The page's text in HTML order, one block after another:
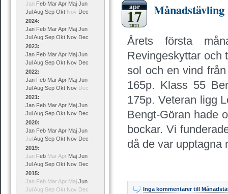
Jan Feb MarApr Maj Jun
JulAug Sep Okt Nov Dec
2024:
Jan Feb MarApr Maj Jun
JulAug Sep Okt Nov Dec
2023:
Jan Feb MarApr Maj Jun
JulAug Sep Okt Nov Dec
2022:
Jan Feb MarApr Maj Jun
JulAug Sep Okt Nov Dec
2021:
Jan Feb MarApr Maj Jun
JulAug Sep Okt Nov Dec
2020:
Jan Feb MarApr Maj Jun
JulAug Sep Okt Nov Dec
2019:
Jan Feb Mar Apr Maj Jun
JulAug Sep Okt Nov Dec
2015:
Jan Feb Mar Apr Maj Jun
Jul Aug Sep Okt Nov Dec
apr
17
2021
Månadstävling
Årets första
Revingeskyttar och
sol och en vind
165p. Klass 55
175p. Veteran ligg
Bengt-Göran hade
bockar. Vi
då de var upptagna
Inga kommentarertill